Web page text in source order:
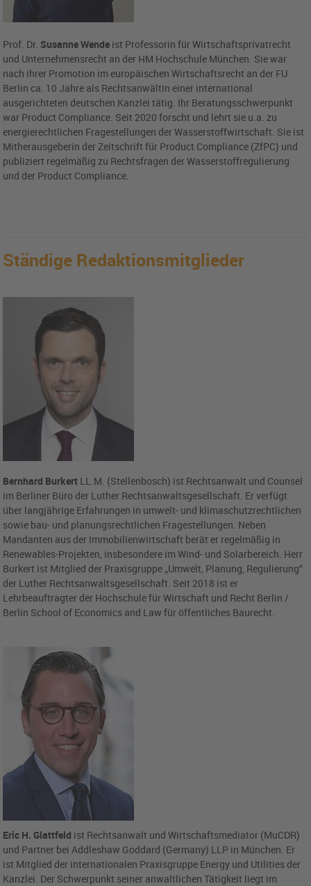
Prof. Dr. Susanne Wende ist Professorin für Wirtschaftsprivatrecht
und Unternehmensrecht an der HM Hochschule München. Sie war
nach ihrer Promotion im europäischen Wirtschaftsrecht an der FU
Berlin ca. 10 Jahre als Rechtsanwältin einer international
ausgerichteten deutschen Kanzlei tätig. Ihr Beratungsschwerpunkt
war Product Compliance. Seit 2020 forscht und lehrt sie u.a. zu
energierechtlichen Fragestellungen der Wasserstoffwirtschaft. Sie ist
Mitherausgeberin der Zeitschrift für Product Compliance (ZfPC) und
publiziert regelmäßig zu Rechtsfragen der Wasserstoffregulierung
und der Product Compliance.
Ständige Redaktionsmitglieder
Bernhard Burkert LL.M. (Stellenbosch) ist Rechtsanwalt und Counsel
im Berliner Büro der Luther Rechtsanwaltsgesellschaft. Er verfügt
über langjährige Erfahrungen in umwelt- und klimaschutzrechtlichen
sowie bau- und planungsrechtlichen Fragestellungen. Neben
Mandanten aus der Immobilienwirtschaft berät er regelmäßig in
Renewables-Projekten, insbesondere im Wind- und Solarbereich. Herr
Burkert ist Mitglied der Praxisgruppe „Umwelt, Planung, Regulierung“
der Luther Rechtsanwaltsgesellschaft. Seit 2018 ist er
Lehrbeauftragter der Hochschule für Wirtschaft und Recht Berlin /
Berlin School of Economics and Law für öffentliches Baurecht.
Eric H. Glattfeld ist Rechtsanwalt und Wirtschaftsmediator (MuCDR)
und Partner bei Addleshaw Goddard (Germany) LLP in München. Er
ist Mitglied der internationalen Praxisgruppe Energy und Utilities der
Kanzlei. Der Schwerpunkt seiner anwaltlichen Tätigkeit liegt im